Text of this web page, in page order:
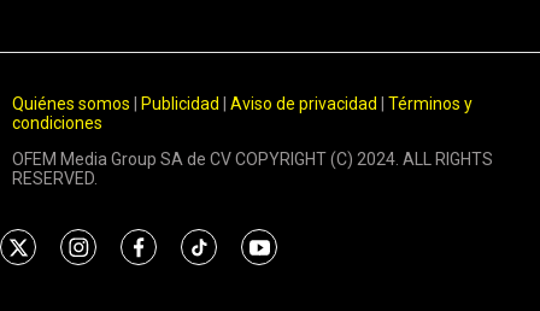
Quiénes somos Publicidad Aviso de privacidad
Términos y
condiciones
OFEM Media Group SA de CV COPYRIGHT (C) 2024. ALL RIGHTS
RESERVED.
t
i
f
t
y